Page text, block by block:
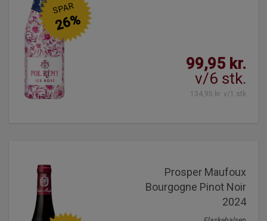
99,95 kr.
v/6 stk.
134,95 kr. v/1 stk
SPAR
26%
Prosper Maufoux
Bourgogne Pinot Noir
2024